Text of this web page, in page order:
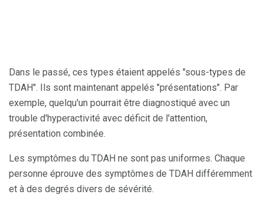
Dans le passé, ces types étaient appelés "sous-types de
TDAH". Ils sont maintenant appelés "présentations". Par
exemple, quelqu'un pourrait être diagnostiqué avec un
trouble d'hyperactivité avec déficit de l'attention,
présentation combinée.
Les symptômes du TDAH ne sont pas uniformes. Chaque
personne éprouve des symptômes de TDAH différemment
et à des degrés divers de sévérité.